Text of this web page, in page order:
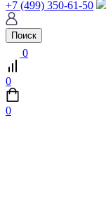
+7 (499) 350-61-50
Поиск
0
0
0